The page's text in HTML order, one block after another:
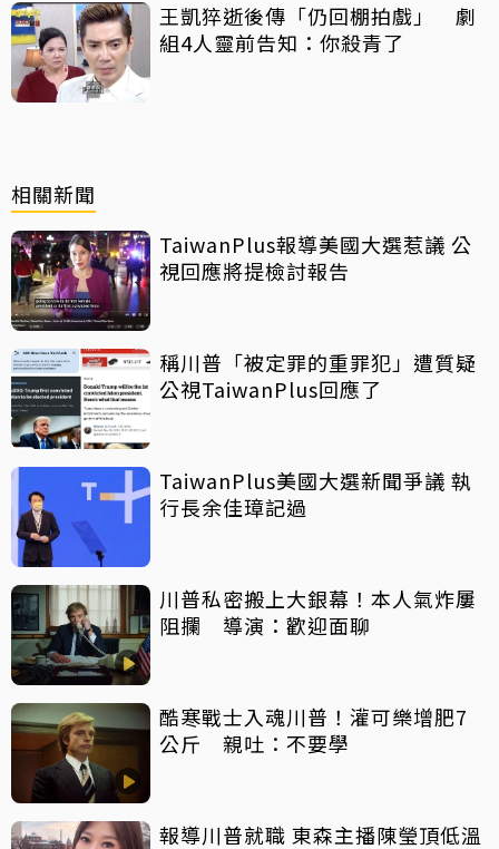
王凱猝逝後傳「仍回棚拍戲」 劇
組4人靈前告知：你殺青了
相關新聞
TaiwanPlus報導美國大選惹議 公
視回應將提檢討報告
稱川普「被定罪的重罪犯」遭質疑
公視TaiwanPlus回應了
TaiwanPlus美國大選新聞爭議 執
行長余佳璋記過
川普私密搬上大銀幕！本人氣炸屢
阻攔 導演：歡迎面聊
酷寒戰士入魂川普！灌可樂增肥7
公斤 親吐：不要學
報導川普就職 東森主播陳瑩頂低溫